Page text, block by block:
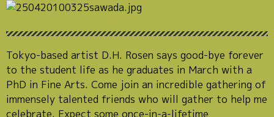
Tokyo-based artist D.H. Rosen says good-bye forever
to the student life as he graduates in March with a
PhD in Fine Arts. Come join an incredible gathering of
immensely talented friends who will gather to help me
celebrate. Expect some once-in-a-lifetime